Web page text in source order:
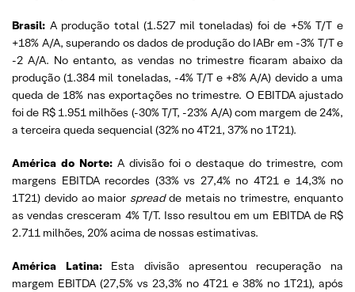
Brasil: A produção total (1.527 mil toneladas) foi de +5% T/T e
+18% A/A, superando os dados de produção do IABr em -3% T/T e
-2 A/A. No entanto, as vendas no trimestre ficaram abaixo da
produção (1.384 mil toneladas, -4% T/T e +8% A/A) devido a uma
queda de 18% nas exportações no trimestre. O EBITDA ajustado
foi de R$ 1.951 milhões (-30% T/T, -23% A/A) com margem de 24%,
a terceira queda sequencial (32% no 4T21, 37% no 1T21).
América do Norte:A divisão foi o destaque do trimestre, com
margens EBITDA recordes (33% vs 27,4% no 4T21 e 14,3% no
1T21) devido ao maior spreadde metais no trimestre, enquanto
as vendas cresceram 4% T/T. Isso resultou em um EBITDA de R$
2.711 milhões, 20% acima de nossas estimativas.
América Latina:Esta divisão apresentou recuperação na
margem EBITDA (27,5% vs 23,3% no 4T21 e 38% no 1T21), após